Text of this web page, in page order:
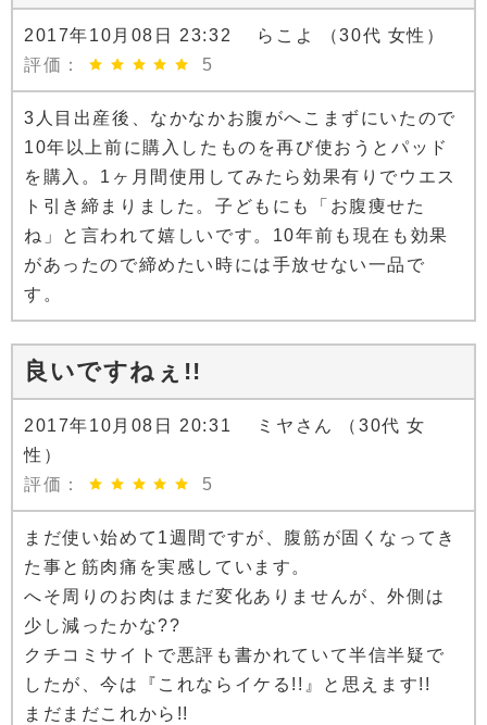
2017年10月08日 23:32 らこよ （30代 女性）
評価：
5
3人目出産後、なかなかお腹がへこまずにいたので
10年以上前に購入したものを再び使おうとパッド
を購入。1ヶ月間使用してみたら効果有りでウエス
ト引き締まりました。子どもにも「お腹痩せた
ね」と言われて嬉しいです。10年前も現在も効果
があったので締めたい時には手放せない一品で
す。
良いですねぇ!!
2017年10月08日 20:31 ミヤさん （30代 女
性）
評価：
5
まだ使い始めて1週間ですが、腹筋が固くなってき
た事と筋肉痛を実感しています。
へそ周りのお肉はまだ変化ありませんが、外側は
少し減ったかな??
クチコミサイトで悪評も書かれていて半信半疑で
したが、今は『これならイケる!!』と思えます!!
まだまだこれから!!